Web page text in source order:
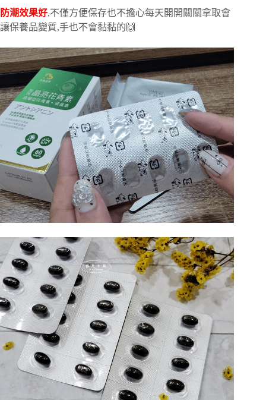
防潮效果好,不僅方便保存也不擔心每天開開關關拿取會
讓保養品變質,手也不會黏黏的🙌